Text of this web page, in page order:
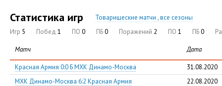
Статистика игр
Товарищеские матчи , все сезоны
Игр 5 Побед 1 ПО 0 ПБ0 Поражений 2 ПО 1 ПБ0
Матч Дата
Красная Армия 0:0 Б МХК Динамо-Москва
31.08.2020
МХК Динамо-Москва 6:2 Красная Армия
22.08.2020